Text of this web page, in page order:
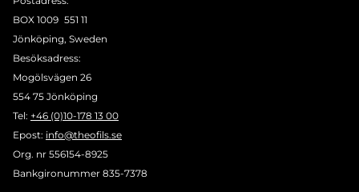
BOX 1009 551 11
Jönköping, Sweden
Besöksadress:
Mogölsvägen 26
554 75 Jönköping
Tel: +46 (0)10-178 13 00
Epost: info@theofils.se
Org. nr 556154-8925
Bankgironummer 835-7378